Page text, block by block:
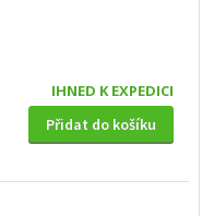
IHNED K EXPEDICI
Přidat do košíku